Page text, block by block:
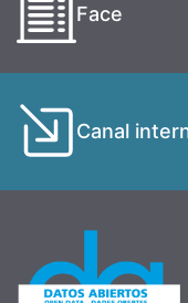
Face
Canal